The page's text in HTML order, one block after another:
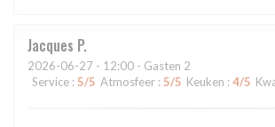
Jacques P
2026-06-27 - 12:00 - Gasten 2
Service : 5/5 Atmosfeer : 5/5 Keuken : 4/5